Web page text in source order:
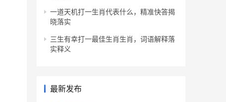
一道天机打一生肖代表什么，精准快答揭
晓落实
三生有幸打一最佳生肖生肖，词语解释落
实释义
最新发布